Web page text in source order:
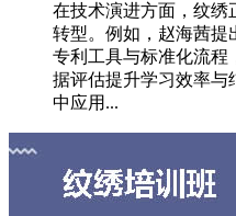
在技术演进方面，纹绣
转型。例如，赵海茜提
专利工具与标准化流程
据评估提升学习效率与
中应用...